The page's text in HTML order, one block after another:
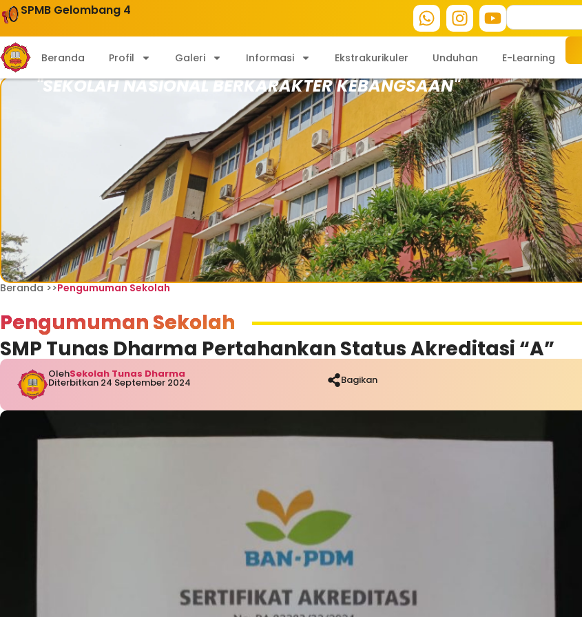
SPMB Gelombang 4
Beranda Profil Galeri Informasi Ekstrakurikuler Unduhan E-Learning
"SEKOLAH NASIONAL BERKARAKTER KEBANGSAAN"
Beranda >>Pengumuman Sekolah
Pengumuman Sekolah
SMP Tunas Dharma Pertahankan Status Akreditasi “A”
OlehSekolah Tunas Dharma
Diterbitkan 24 September 2024 Bagikan